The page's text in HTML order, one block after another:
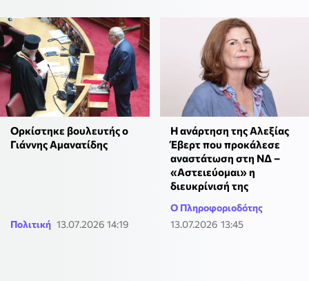
Ορκίστηκε βουλευτής ο
Γιάννης Αμανατίδης
Πολιτική 13.07.2026 14:19
Η ανάρτηση της Αλεξίας
Έβερτ που προκάλεσε
αναστάτωση στη ΝΔ –
«Αστειεύομαι» η
διευκρίνισή της
Ο Πληροφοριοδότης
13.07.2026 13:45